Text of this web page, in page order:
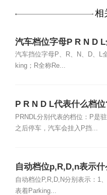
相
汽车档位字母P R N D
汽车挡位字母P、R、N、D、L
king；R全称Re...
P R N D L代表什么档
PRNDL分别代表的档位：P是
之后停车，汽车会挂入P挡...
自动档位p,R,D,n表示什
自动档位P,R,D,N分别表示：1
表着Parking...